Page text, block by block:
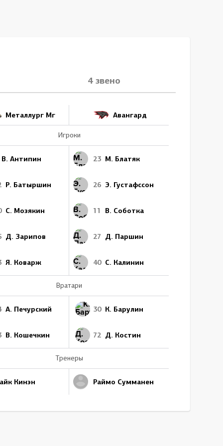
4 звено
Металлург Мг Авангард
Игроки
В. Антипин 23 М. Блатяк
Р. Батыршин 26 Э. Густафссон
С. Мозякин 11 В. Соботка
Д. Зарипов 27 Д. Паршин
Я. Коварж 40 С. Калинин
Вратари
А. Печурский 30 К. Барулин
В. Кошечкин 72 Д. Костин
Тренеры
Кинэн Раймо Сумманен